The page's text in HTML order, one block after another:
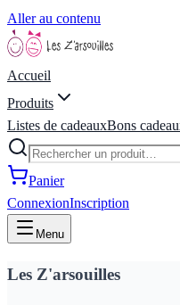
Aller au contenu
Accueil
Produits
Listes de cadeauxBons
Panier
ConnexionInscription
Menu
Les Z'arsouilles